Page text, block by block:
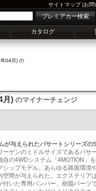
サイトマップ|お問
プレミアカー検索
カタログ
04月) の
月) のマイナーチェンジ
が与えられたパサートシリーズの
ーゲンのミドルサイズであるパサ
自の4WDシステム「4MOTION」
シップモデル。あらゆる路面環境
空間が与えられた。エクステリア
付いた専用バンパー、樹脂パーツ